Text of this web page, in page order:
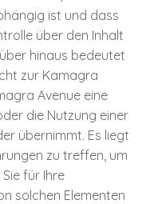
ist und dass
über den Inhalt
hinaus bedeutet
zur Kamagra
Avenue eine
die Nutzung einer
übernimmt. Es liegt
zu treffen, um
für Ihre
solchen Elementen